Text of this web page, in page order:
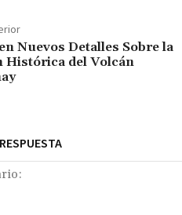
Nuevos Detalles Sobre la
Histórica del Volcán